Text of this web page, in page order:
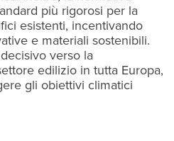
più rigorosi per la
esistenti, incentivando
e materiali sostenibili.
verso la
edilizio in tutta Europa,
gli obiettivi climatici